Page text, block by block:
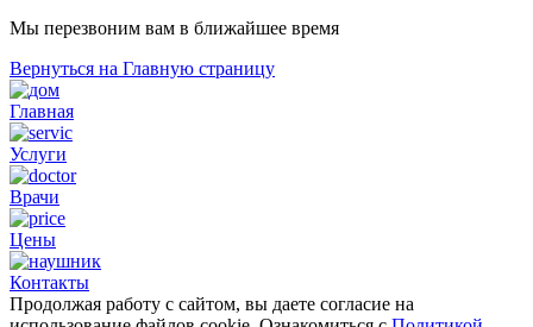
Мы перезвоним вам в ближайшее время
Вернуться на Главную страницу
Главная
Услуги
Врачи
Цены
Контакты
Продолжая работу с сайтом, вы даете согласие на